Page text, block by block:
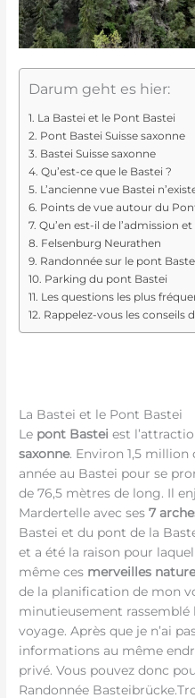
Darum geht es hier:
La Bastei et le Pont Bastei
Pont Bastei Suisse saxonne
Bastei Suisse saxonne
Qu’est-ce que le Bastei ?
L’ancienne vue Bastei
Points de vue autour du
Qu’en est-il de l’admission
Felsenburg Neurathen
Randonnée sur le pont
Parking du pont Bastei
Les questions les plus
Rappelez-vous les conseils
La Bastei et le Pont Bastei
Le pont Bastei est
saxonne. Environ 1,5
année au Bastei pour se
de 76,5 mètres de long. Il
Mardertelle avec ses7
Bastei et du pont de la
et a été la raison pour
même ces merveilles
de la planification de mon
minutieusement
voyage. Après que je n’ai
informations au même
privé. Vous pouvez donc
Randonnée